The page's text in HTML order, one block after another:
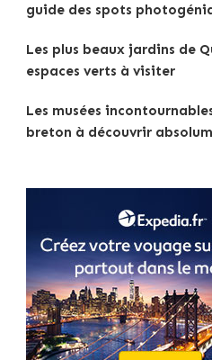
guide des spots
Les plus beaux jardins de
espaces verts à visiter
Les musées
breton à découvrir